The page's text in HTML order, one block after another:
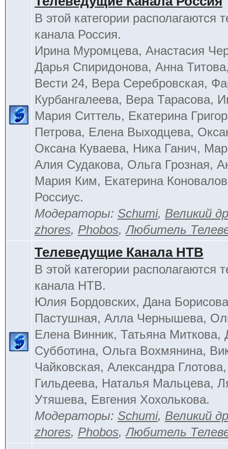
В этой категории располагаются
канала Россия.
Ирина Муромцева, Анастасия
Дарья Спиридонова, Анна
Вести 24, Вера Серебровская,
Курбангалеева, Вера Тарасова,
Мария Ситтель, Екатерина
Петрова, Елена Выходцева,
Оксана Куваева, Ника Ганич,
Алия Судакова, Ольга Грозная,
Мария Ким, Екатерина
Россиус.
Модераторы: Schumi, Великий
zhores, Phobos,Любитель
Телеведущие Канала НТВ
В этой категории располагаются
канала НТВ.
Юлия Бордовских, Дана
Пастушная, Алла Чернышева,
Елена Винник, Татьяна Миткова,
Субботина, Ольга Вохмянина,
Чайковская, Александра
Гильдеева, Наталья Мальцева,
Утяшева, Евгения Хохолькова.
Модераторы: Schumi, Великий
zhores, Phobos,Любитель